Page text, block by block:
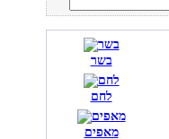
בשר
לחם
מאפים